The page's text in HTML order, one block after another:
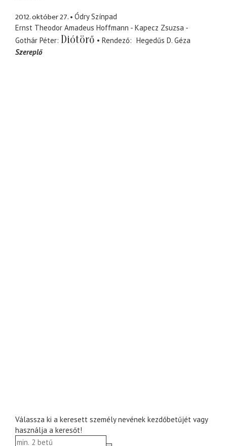
2012. október 27.
Ódry Színpad
Ernst Theodor Amadeus Hoffmann - Kapecz Zsuzsa -
Gothár Péter Diótörő Rendező
Hegedűs D. Géza
Szereplő
Válassza ki a keresett személy nevének kezdőbetűjét vagy
használja a keresőt!